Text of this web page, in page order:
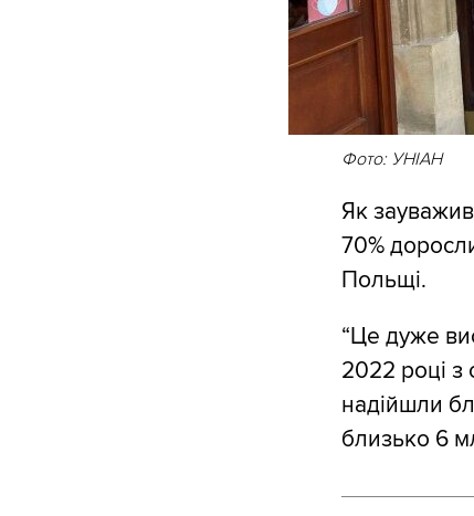
Фото: УНІАН
Як
70%
Польщі.
“Це дуже
2022 році з
надійшли
близько 6